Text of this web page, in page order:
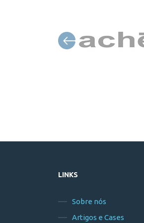
LINKS
Sobre nós
Artigos e Cases